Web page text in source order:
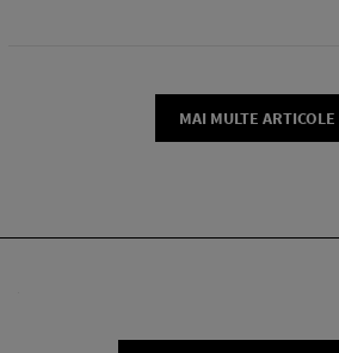
MAI MULTE ARTICOLE